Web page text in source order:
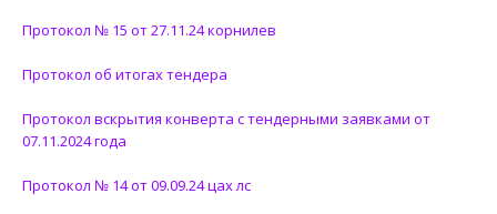
Протокол № 15 от 27.11.24 корнилев
Протокол об итогах тендера
Протокол вскрытия конверта с тендерными заявками от
07.11.2024 года
Протокол № 14 от 09.09.24 цах лс